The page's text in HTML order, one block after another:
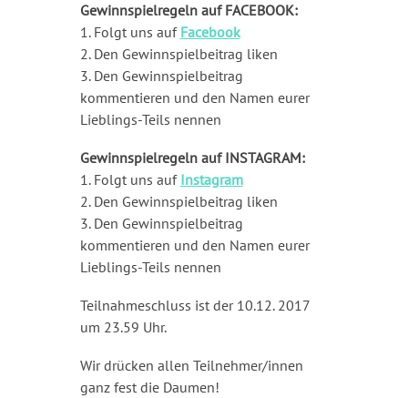
Gewinnspielregeln auf FACEBOOK:
1. Folgt uns auf Facebook
2. Den Gewinnspielbeitrag liken
3. Den Gewinnspielbeitrag
kommentieren und den Namen eurer
Lieblings-Teils nennen
Gewinnspielregeln auf INSTAGRAM:
1. Folgt uns auf Instagram
2. Den Gewinnspielbeitrag liken
3. Den Gewinnspielbeitrag
kommentieren und den Namen eurer
Lieblings-Teils nennen
Teilnahmeschluss ist der 10.12. 2017
um 23.59 Uhr.
Wir drücken allen Teilnehmer/innen
ganz fest die Daumen!